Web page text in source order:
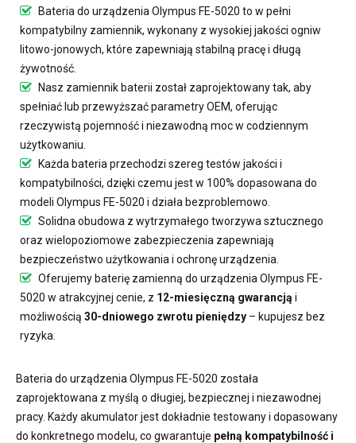
Bateria do urządzenia Olympus FE-5020 to w pełni
kompatybilny zamiennik, wykonany z wysokiej jakości ogniw
litowo-jonowych, które zapewniają stabilną pracę i długą
żywotność.
Nasz zamiennik baterii został zaprojektowany tak, aby
spełniać lub przewyższać parametry OEM, oferując
rzeczywistą pojemność i niezawodną moc w codziennym
użytkowaniu.
Każda bateria przechodzi szereg testów jakości i
kompatybilności, dzięki czemu jest w 100% dopasowana do
modeli Olympus FE-5020 i działa bezproblemowo.
Solidna obudowa z wytrzymałego tworzywa sztucznego
oraz wielopoziomowe zabezpieczenia zapewniają
bezpieczeństwo użytkowania i ochronę urządzenia.
Oferujemybaterię zamienną do urządzenia Olympus FE-
5020 w atrakcyjnej cenie, z 12-miesięczną gwarancją i
możliwością 30-dniowego zwrotu pieniędzy – kupujesz bez
ryzyka.
Bateria do urządzenia Olympus FE-5020 została
zaprojektowana z myślą o długiej, bezpiecznej i niezawodnej
pracy. Każdy akumulator jest dokładnie testowany i dopasowany
do konkretnego modelu, co gwarantuje pełną kompatybilność i